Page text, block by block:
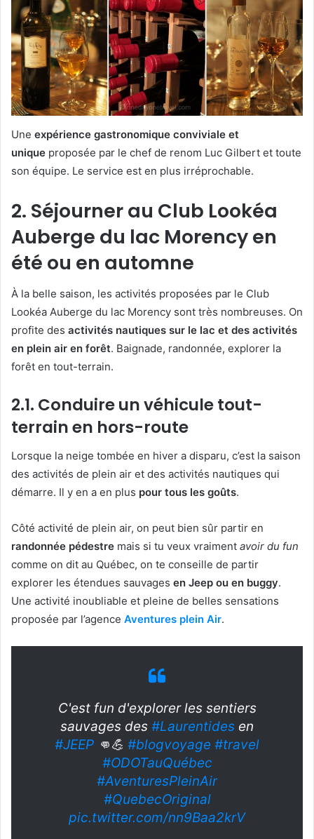
Une expérience gastronomique conviviale et
unique proposée par le chef de renom Luc Gilbert et toute
son équipe. Le service est en plus irréprochable.
2. Séjourner au Club Lookéa
Auberge du lac Morency en
été ou en automne
À la belle saison, les activités proposées par le Club
Lookéa Auberge du lac Morency sont très nombreuses. On
profite des activités nautiques sur le lac et des activités
en plein air en forêt. Baignade, randonnée, explorer la
forêt en tout-terrain.
2.1. Conduire un véhicule tout-
terrain en hors-route
Lorsque la neige tombée en hiver a disparu, c’est la saison
des activités de plein air et des activités nautiques qui
démarre. Il y en a en plus pour tous les goûts.
Côté activité de plein air, on peut bien sûr partir en
randonnée pédestre mais si tu veux vraiment avoir du fun
comme on dit au Québec, on te conseille de partir
explorer les étendues sauvages en Jeep ou en buggy.
Une activité inoubliable et pleine de belles sensations
proposée par l’agence Aventures plein Air.
C'est fun d'explorer les sentiers
sauvages des #Laurentides en
#JEEP 👊💪 #blogvoyage #travel
#ODOTauQuébec
#AventuresPleinAir
#QuebecOriginal
pic.twitter.com/nn9Baa2krV